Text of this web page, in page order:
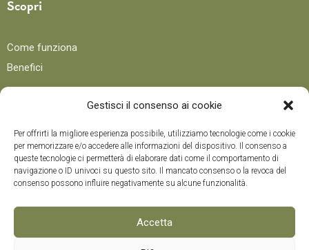
Gestisci il consenso ai cookie
Per offrirti la migliore esperienza possibile, utilizziamo tecnologie come i cookie
per memorizzare e/o accedere alle informazioni del dispositivo. Il consenso a
queste tecnologie ci permetterà di elaborare dati come il comportamento di
navigazione o ID univoci su questo sito. Il mancato consenso o la revoca del
consenso possono influire negativamente su alcune funzionalità.
Accetta
Scopri
Come funziona
Benefici
Ricette
Trucchi e consigli